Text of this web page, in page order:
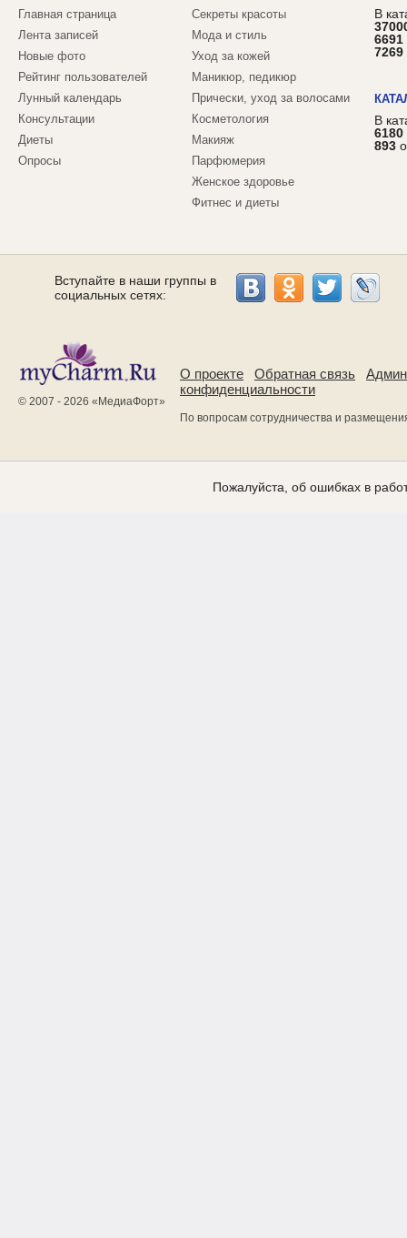
Главная страница
Лента записей
Новые фото
Рейтинг пользователей
Лунный календарь
Консультации
Диеты
Опросы
Секреты красоты
Мода и стиль
Уход за кожей
Маникюр, педикюр
Прически, уход за волосами
Косметология
Макияж
Парфюмерия
Женское здоровье
Фитнес и диеты
В
6691
7269
В
6180
893
Вступайте в наши группы в
социальных сетях:
© 2007 - 2026 «МедиаФорт»
О проекте Обратная связь
конфиденциальности
По вопросам сотрудничества и
Пожалуйста, об ошибках в